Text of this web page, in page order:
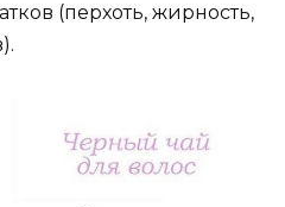
(перхоть, жирность,